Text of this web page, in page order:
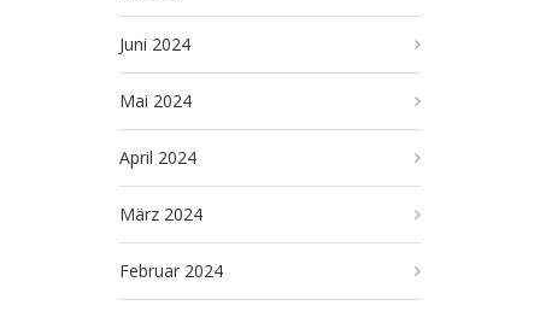
Juni 2024
Mai 2024
April 2024
März 2024
Februar 2024